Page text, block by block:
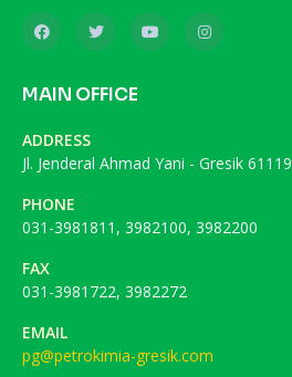
MAIN OFFICE
ADDRESS
Jl. Jenderal Ahmad Yani - Gresik 61119
PHONE
031-3981811, 3982100, 3982200
FAX
031-3981722, 3982272
EMAIL
pg@petrokimia-gresik.com